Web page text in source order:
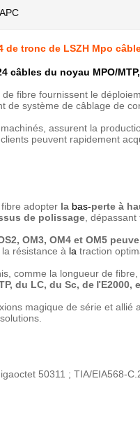
de tronc de LSZH Mpo
câbles du noyau MPO/
fibre fournissent le
de système de câblage de
assurent la
peuvent rapidement
adopter la bas-perte à
de polissage ,
OM3, OM4 et OM5
résistance à la traction
comme la longueur de
du LC, du Sc, de l'E2000,
magique de série et
50311 ; TIA/EIA568-